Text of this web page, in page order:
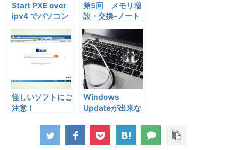
Start PXE over
ipv4 でパソコン
が起動しない
第5回 メモリ増
設・交換-ノート
パソコン編
怪しいソフトにご
注意！
Windows
Updateが出来な